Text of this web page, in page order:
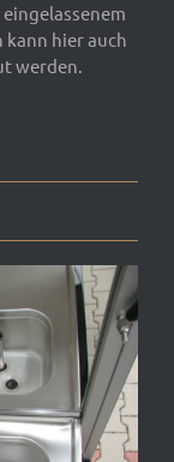
hier auch
werden.